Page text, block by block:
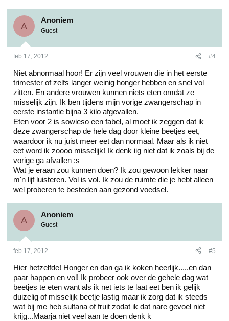
A
Anoniem
Guest
feb 17, 2012 #4
Niet abnormaal hoor! Er zijn veel vrouwen die in het eerste
trimester of zelfs langer weinig honger hebben en snel vol
zitten. En andere vrouwen kunnen niets eten omdat ze
misselijk zijn. Ik ben tijdens mijn vorige zwangerschap in
eerste instantie bijna 3 kilo afgevallen.
Eten voor 2 is sowieso een fabel, al moet ik zeggen dat ik
deze zwangerschap de hele dag door kleine beetjes eet,
waardoor ik nu juist meer eet dan normaal. Maar als ik niet
eet word ik zoooo misselijk! Ik denk iig niet dat ik zoals bij de
vorige ga afvallen :s
Wat je eraan zou kunnen doen? Ik zou gewoon lekker naar
m'n lijf luisteren. Vol is vol. Ik zou de ruimte die je hebt alleen
wel proberen te besteden aan gezond voedsel.
A
Anoniem
Guest
feb 17, 2012 #5
Hier hetzelfde! Honger en dan ga ik koken heerlijk.....en dan
paar happen en vol! Ik probeer ook over de gehele dag wat
beetjes te eten want als ik net iets te laat eet ben ik gelijk
duizelig of misselijk beetje lastig maar ik zorg dat ik steeds
wat bij me heb sultana of fruit zodat ik dat nare gevoel niet
krijg...Maarja niet veel aan te doen denk k